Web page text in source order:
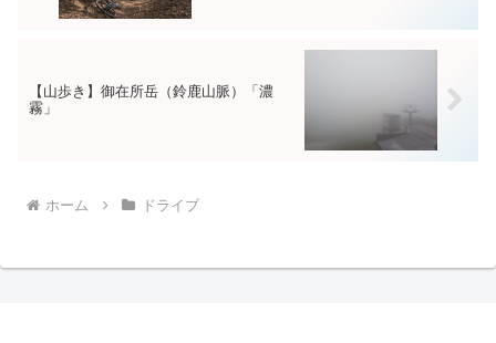
【山歩き】御在所岳（鈴鹿山脈）「濃
霧」
ホーム ドライブ